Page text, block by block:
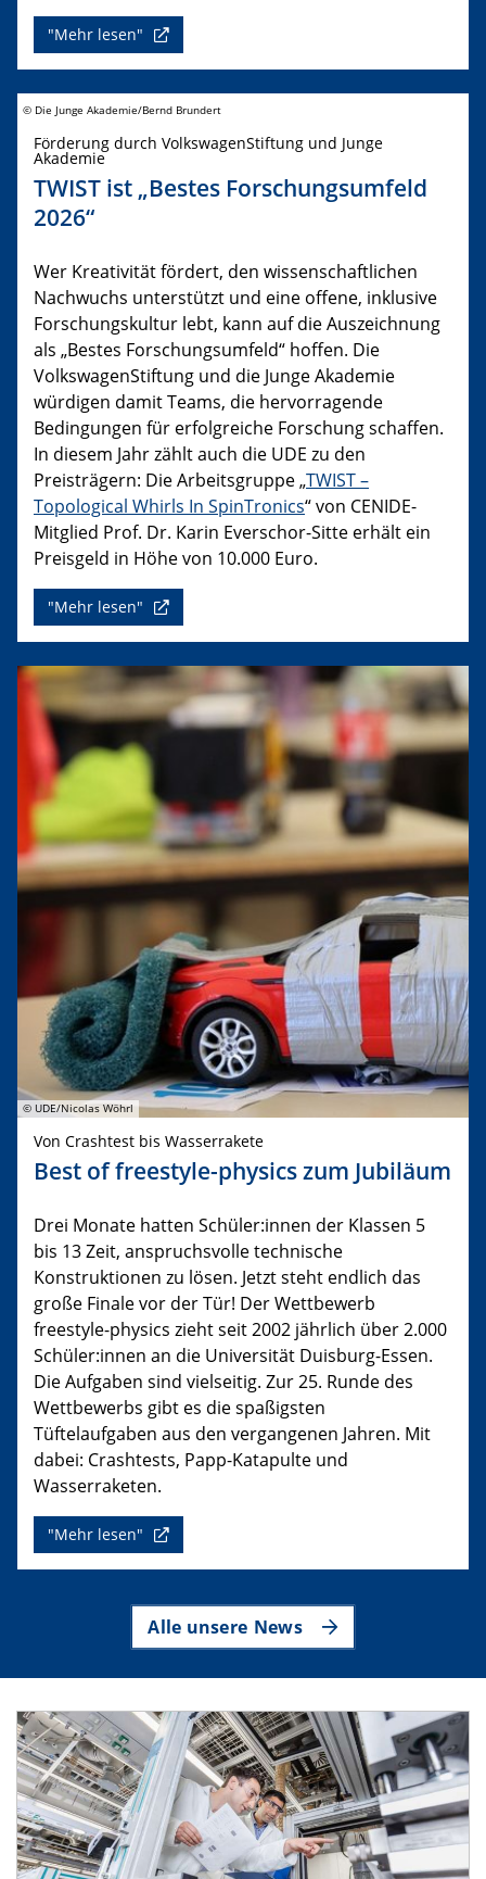
"Mehr lesen"
© Die Junge Akademie/Bernd Brundert
Förderung durch VolkswagenStiftung und Junge
Akademie
TWIST ist „Bestes Forschungsumfeld
2026“
Wer Kreativität fördert, den wissenschaftlichen
Nachwuchs unterstützt und eine offene, inklusive
Forschungskultur lebt, kann auf die Auszeichnung
als „Bestes Forschungsumfeld“ hoffen. Die
VolkswagenStiftung und die Junge Akademie
würdigen damit Teams, die hervorragende
Bedingungen für erfolgreiche Forschung schaffen.
In diesem Jahr zählt auch die UDE zu den
Preisträgern: Die Arbeitsgruppe „TWIST –
Topological Whirls In SpinTronics“ von CENIDE-
Mitglied Prof. Dr. Karin Everschor-Sitte erhält ein
Preisgeld in Höhe von 10.000 Euro.
"Mehr lesen"
© UDE/Nicolas Wöhrl
Von Crashtest bis Wasserrakete
Best of freestyle-physics zum Jubiläum
Drei Monate hatten Schüler:innen der Klassen 5
bis 13 Zeit, anspruchsvolle technische
Konstruktionen zu lösen. Jetzt steht endlich das
große Finale vor der Tür! Der Wettbewerb
freestyle-physics zieht seit 2002 jährlich über 2.000
Schüler:innen an die Universität Duisburg-Essen.
Die Aufgaben sind vielseitig. Zur 25. Runde des
Wettbewerbs gibt es die spaßigsten
Tüftelaufgaben aus den vergangenen Jahren. Mit
dabei: Crashtests, Papp-Katapulte und
Wasserraketen.
"Mehr lesen"
Alle unsere News